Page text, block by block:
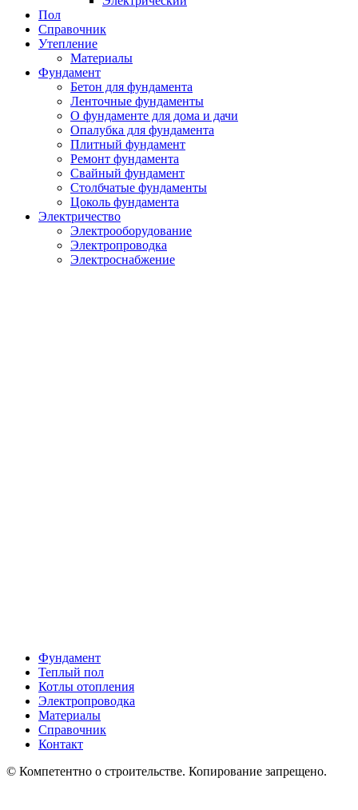
Пол
Справочник
Утепление
Материалы
Фундамент
Бетон для фундамента
Ленточные фундаменты
О фундаменте для дома и дачи
Опалубка для фундамента
Плитный фундамент
Ремонт фундамента
Свайный фундамент
Столбчатые фундаменты
Цоколь фундамента
Электричество
Электрооборудование
Электропроводка
Электроснабжение
Фундамент
Теплый пол
Котлы отопления
Электропроводка
Материалы
Справочник
Контакт
© Компетентно о строительстве. Копирование запрещено.